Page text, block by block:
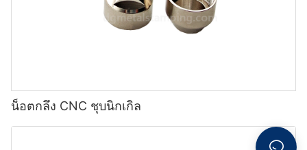
น็อตกลึง CNC ชุบนิกเกิล